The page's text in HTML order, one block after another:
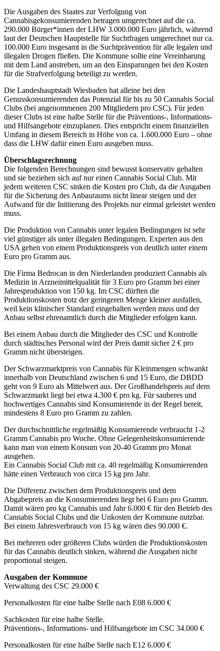
Die Ausgaben des Staates zur Verfolgung von
Cannabisgekonsumierenden betragen umgerechnet auf die ca.
290.000 Bürger*innen der LHW 3.000.000 Euro jährlich, während
laut der Deutschen Hauptstelle für Suchtfragen umgerechnet nur ca.
100.000 Euro insgesamt in die Suchtprävention für alle legalen und
illegalen Drogen fließen. Die Kommune sollte eine Vereinbarung
mit dem Land anstreben, um an den Einsparungen bei den Kosten
für die Strafverfolgung beteiligt zu werden.
Die Landeshauptstadt Wiesbaden hat alleine bei den
Genusskonsumierenden das Potenzial für bis zu 50 Cannabis Social
Clubs (bei angenommenen 200 Mitgliedern pro CSC). Für jeden
dieser Clubs ist eine halbe Stelle für die Präventions-, Informations-
und Hilfsangebote einzuplanen. Dies entspricht einem finanziellen
Umfang in diesem Bereich in Höhe von ca. 1.600.000 Euro – ohne
dass die LHW dafür einen Euro ausgeben muss.
Überschlagsrechnung
Die folgenden Berechnungen sind bewusst konservativ gehalten
und sie beziehen sich auf nur einen Cannabis Social Club. Mit
jedem weiteren CSC sinken die Kosten pro Club, da die Ausgaben
für die Sicherung des Anbauraums nicht linear steigen und der
Aufwand für die Initiierung des Projekts nur einmal geleistet werden
muss.
Die Produktion von Cannabis unter legalen Bedingungen ist sehr
viel günstiger als unter illegalen Bedingungen. Experten aus den
USA gehen von einem Produktionspreis von deutlich unter einem
Euro pro Gramm aus.
Die Firma Bedrocan in den Niederlanden produziert Cannabis als
Medizin in Arzneimittelqualität für 3 Euro pro Gramm bei einer
Jahresproduktion von 150 kg. Im CSC dürften die
Produktionskosten trotz der geringeren Menge kleiner ausfallen,
weil kein klinischer Standard eingehalten werden muss und der
Anbau selbst ehrenamtlich durch die Mitglieder erfolgen kann.
Bei einem Anbau durch die Mitglieder des CSC und Kontrolle
durch städtisches Personal wird der Preis damit sicher 2 € pro
Gramm nicht übersteigen.
Der Schwarzmarktpreis von Cannabis für Kleinmengen schwankt
innerhalb von Deutschland zwischen 6 und 15 Euro, die DBDD
geht von 9 Euro als Mittelwert aus. Der Großhandelspreis auf dem
Schwarzmarkt liegt bei etwa 4.300 € pro kg. Für sauberes und
hochwertiges Cannabis sind Konsumierende in der Regel bereit,
mindestens 8 Euro pro Gramm zu zahlen.
Der durchschnittliche regelmäßig Konsumierende verbraucht 1-2
Gramm Cannabis pro Woche. Ohne Gelegenheitskonsumierende
kann man von einem Konsum von 20-40 Gramm pro Monat
ausgehen.
Ein Cannabis Social Club mit ca. 40 regelmäßig Konsumierenden
hätte einen Verbrauch von circa 15 kg pro Jahr.
Die Differenz zwischen dem Produktionspreis und dem
Abgabepreis an die Konsumierenden liegt bei 6 Euro pro Gramm.
Damit wären pro kg Cannabis und Jahr 6.000 € für den Betrieb des
Cannabis Social Clubs und die Unkosten der Kommune nutzbar.
Bei einem Jahresverbrauch von 15 kg wären dies 90.000 €.
Bei mehreren oder größeren Clubs würden die Produktionskosten
für das Cannabis deutlich sinken, während die Ausgaben nicht
proportional steigen.
Ausgaben der Kommune
Verwaltung des CSC 29.000 €
Personalkosten für eine halbe Stelle nach E08 6.000 €
Sachkosten für eine halbe Stelle.
Präventions-, Informations- und Hilfsangebote im CSC 34.000 €
Personalkosten für eine halbe Stelle nach E12 6.000 €